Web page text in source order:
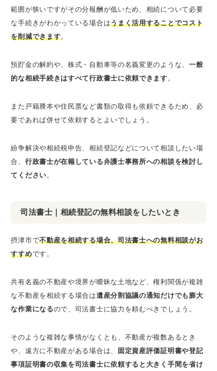
範囲が狭いですがその分報酬が低いため、相続について必要
な手続きがわかっている場合はうまく活用することでコスト
を削減できます。
預貯金の解約や、株式・自動車等の名義変更のような、 一般
的な相続手続きはすべて行政書士に依頼できます。
また戸籍謄本や住民票など書類の取得も依頼できるため、必
要であれば併せて依頼するとよいでしょう。
紛争解決や相続税申告、相続登記などについて相談したい場
合、 行政書士が在籍している弁護士事務所への相談を検討し
てください。
司法書士｜相続登記の無料相談をしたいとき
摂津市で不動産を相続する場合、司法書士への無料相談がお
すすめです。
共有名義の不動産や境界が曖昧な土地など、権利関係が複雑
な不動産を相続する場合は遺産分割協議の通知だけでも膨大
な作業になるので、司法書士に協力を頼むべきでしょう。
そのような複雑な事情がなくとも、不動産が複数あるとき
や、遠方に不動産がある場合は、 固定資産評価証明書や登記
事項証明書の収集を司法書士に依頼すると大きく手間を省け